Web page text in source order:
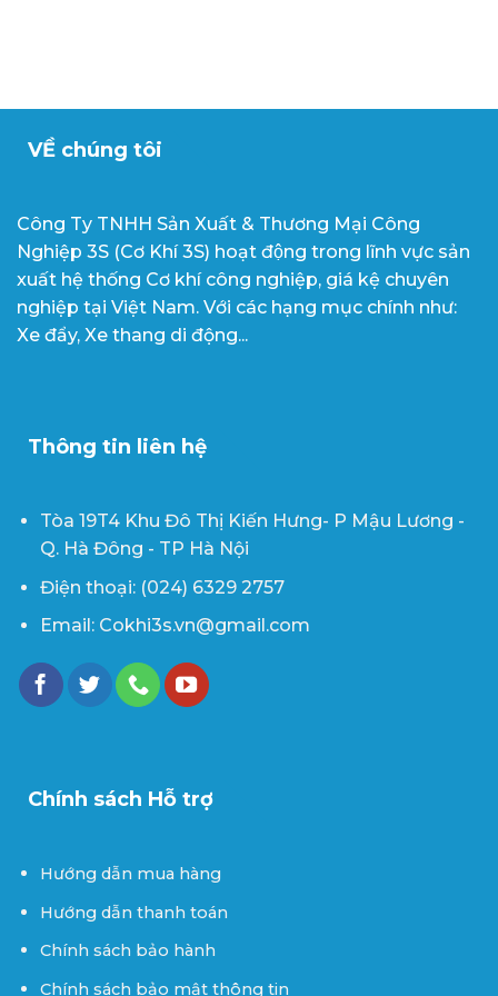
VỀ chúng tôi
Công Ty TNHH Sản Xuất & Thương Mại Công
Nghiệp 3S (Cơ Khí 3S) hoạt động trong lĩnh vực sản
xuất hệ thống Cơ khí công nghiệp, giá kệ chuyên
nghiệp tại Việt Nam. Với các hạng mục chính như:
Xe đẩy, Xe thang di động...
Thông tin liên hệ
Tòa 19T4 Khu Đô Thị Kiến Hưng- P Mậu Lương -
Q. Hà Đông - TP Hà Nội
Điện thoại: (024) 6329 2757
Email: Cokhi3s.vn@gmail.com
Chính sách Hỗ trợ
Hướng dẫn mua hàng
Hướng dẫn thanh toán
Chính sách bảo hành
Chính sách bảo mật thông tin